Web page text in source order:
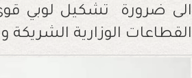
الى ضرورة تشكيل لوبي
القطاعات الوزارية الشريكة